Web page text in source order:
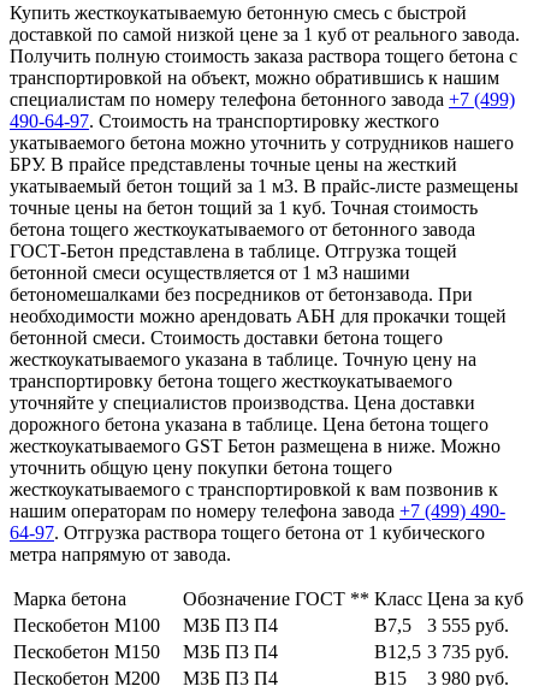
Купить жесткоукатываемую бетонную смесь с быстрой
доставкой по самой низкой цене за 1 куб от реального завода.
Получить полную стоимость заказа раствора тощего бетона с
транспортировкой на объект, можно обратившись к нашим
специалистам по номеру телефона бетонного завода +7 (499)
490-64-97. Стоимость на транспортировку жесткого
укатываемого бетона можно уточнить у сотрудников нашего
БРУ. В прайсе представлены точные цены на жесткий
укатываемый бетон тощий за 1 м3. В прайс-листе размещены
точные цены на бетон тощий за 1 куб. Точная стоимость
бетона тощего жесткоукатываемого от бетонного завода
ГОСТ-Бетон представлена в таблице. Отгрузка тощей
бетонной смеси осуществляется от 1 м3 нашими
бетономешалками без посредников от бетонзавода. При
необходимости можно арендовать АБН для прокачки тощей
бетонной смеси. Стоимость доставки бетона тощего
жесткоукатываемого указана в таблице. Точную цену на
транспортировку бетона тощего жесткоукатываемого
уточняйте у специалистов производства. Цена доставки
дорожного бетона указана в таблице. Цена бетона тощего
жесткоукатываемого GST Бетон размещена в ниже. Можно
уточнить общую цену покупки бетона тощего
жесткоукатываемого с транспортировкой к вам позвонив к
нашим операторам по номеру телефона завода +7 (499) 490-
64-97. Отгрузка раствора тощего бетона от 1 кубического
метра напрямую от завода.
Марка бетона Обозначение ГОСТ ** Класс Цена за куб
Пескобетон М100
МЗБ П3 П4 В7,5
3 555 руб.
Пескобетон М150
МЗБ П3 П4 В12,5 3 735 руб.
Пескобетон М200
МЗБ П3 П4 В15 3 980 руб.